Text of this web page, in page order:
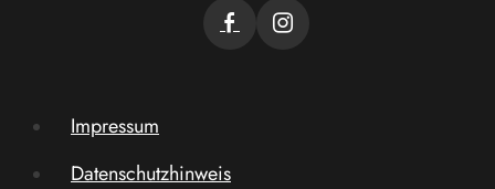
Impressum
Datenschutzhinweis